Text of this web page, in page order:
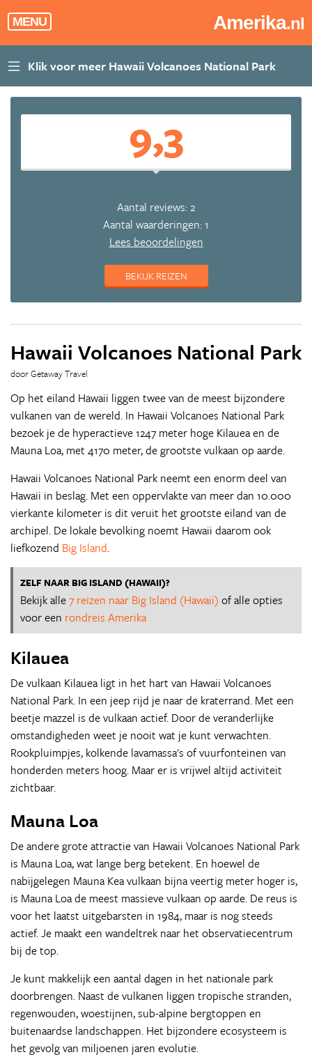
MENU Amerika.nl
9,3
Aantal reviews: 2
Aantal waarderingen: 1
Lees beoordelingen
BEKIJK REIZEN
Hawaii Volcanoes National Park
door Getaway Travel
Op het eiland Hawaii liggen twee van de meest bijzondere
vulkanen van de wereld. In Hawaii Volcanoes National Park
bezoek je de hyperactieve 1247 meter hoge Kilauea en de
Mauna Loa, met 4170 meter, de grootste vulkaan op aarde.
Hawaii Volcanoes National Park neemt een enorm deel van
Hawaii in beslag. Met een oppervlakte van meer dan 10.000
vierkante kilometer is dit veruit het grootste eiland van de
archipel. De lokale bevolking noemt Hawaii daarom ook
liefkozend Big Island.
ZELF NAAR BIG ISLAND (HAWAII)?
Bekijk alle7 reizen naar Big Island (Hawaii) of alle opties
voor een rondreis Amerika
Kilauea
De vulkaan Kilauea ligt in het hart van Hawaii Volcanoes
National Park. In een jeep rijd je naar de kraterrand. Met een
beetje mazzel is de vulkaan actief. Door de veranderlijke
omstandigheden weet je nooit wat je kunt verwachten.
Rookpluimpjes, kolkende lavamassa's of vuurfonteinen van
honderden meters hoog. Maar er is vrijwel altijd activiteit
zichtbaar.
Mauna Loa
De andere grote attractie van Hawaii Volcanoes National Park
is Mauna Loa, wat lange berg betekent. En hoewel de
nabijgelegen Mauna Kea vulkaan bijna veertig meter hoger is,
is Mauna Loa de meest massieve vulkaan op aarde. De reus is
voor het laatst uitgebarsten in 1984, maar is nog steeds
actief. Je maakt een wandeltrek naar het observatiecentrum
bij de top.
Je kunt makkelijk een aantal dagen in het nationale park
doorbrengen. Naast de vulkanen liggen tropische stranden,
regenwouden, woestijnen, sub-alpine bergtoppen en
buitenaardse landschappen. Het bijzondere ecosysteem is
het gevolg van miljoenen jaren evolutie.